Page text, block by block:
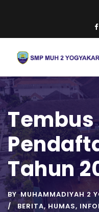
Tembus
Tahun
BY MUHAMMADIYAH 2
BERITA, HUMAS,